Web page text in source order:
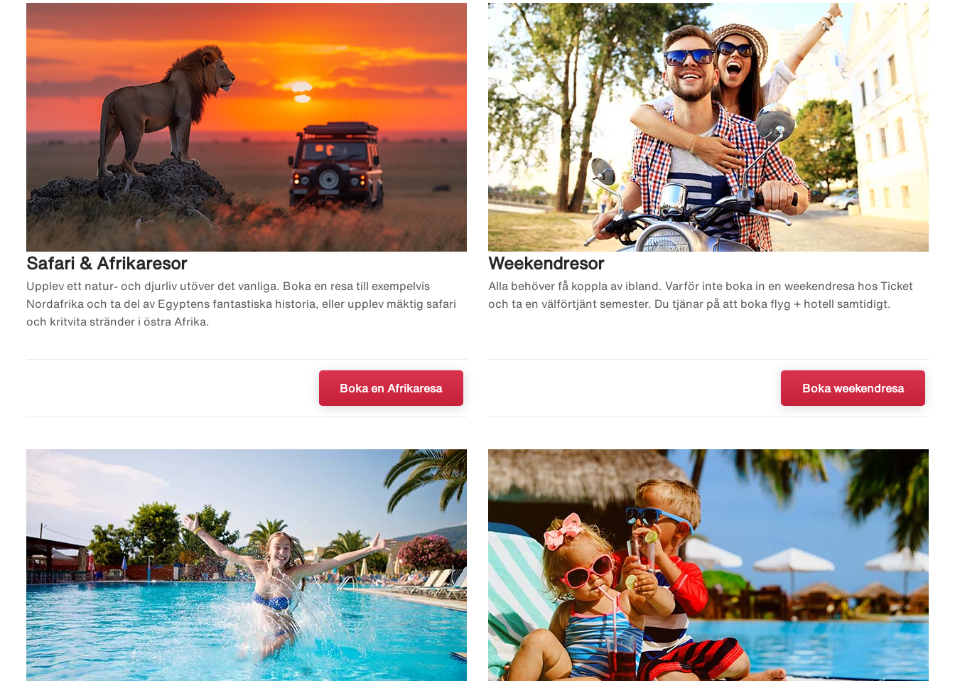
Safari & Afrikaresor
Upplev ett natur- och djurliv utöver det vanliga. Boka en resa till exempelvis
Nordafrika och ta del av Egyptens fantastiska historia, eller upplev mäktig safari
och kritvita stränder i östra Afrika.
Boka en Afrikaresa
Weekendresor
Alla behöver få koppla av ibland. Varför inte boka in en weekendresa hos Ticket
och ta en välförtjänt semester. Du tjänar på att boka flyg + hotell samtidigt.
Boka weekendresa